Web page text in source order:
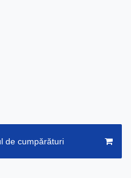
de cumpărături